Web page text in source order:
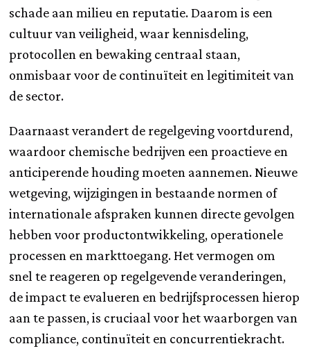
schade aan milieu en reputatie. Daarom is een
cultuur van veiligheid, waar kennisdeling,
protocollen en bewaking centraal staan,
onmisbaar voor de continuïteit en legitimiteit van
de sector.
Daarnaast verandert de regelgeving voortdurend,
waardoor chemische bedrijven een proactieve en
anticiperende houding moeten aannemen. Nieuwe
wetgeving, wijzigingen in bestaande normen of
internationale afspraken kunnen directe gevolgen
hebben voor productontwikkeling, operationele
processen en markttoegang. Het vermogen om
snel te reageren op regelgevende veranderingen,
de impact te evalueren en bedrijfsprocessen hierop
aan te passen, is cruciaal voor het waarborgen van
compliance, continuïteit en concurrentiekracht.